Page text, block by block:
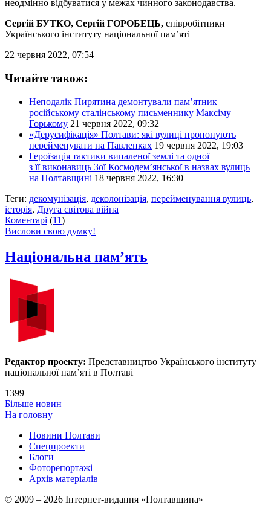
неодмінно відбуватися у межах чинного законодавства.
Сергій БУТКО, Сергій ГОРОБЕЦЬ, співробітники
Українського інституту національної пам’яті
22 червня 2022, 07:54
Читайте також:
Неподалік Пирятина демонтували пам’ятник
російському сталінському письменнику Максіму
Горькому 21 червня 2022, 09:32
«Дерусифікація» Полтави: які вулиці пропонують
перейменувати на Павленках 19 червня 2022, 19:03
Героїзація тактики випаленої землі та одної
з її виконавиць Зої Космодем’янської в назвах вулиць
на Полтавщині 18 червня 2022, 16:30
Теги: декомунізація, деколонізація, перейменування вулиць,
історія, Друга світова війна
Коментарі (11)
Вислови свою думку!
Національна пам’ять
Редактор проекту: Представництво Українського інституту
національної пам’яті в Полтаві
1399
Більше новин
На головну
Новини Полтави
Спецпроекти
Блоги
Фоторепортажі
Архів матеріалів
© 2009 – 2026 Інтернет-видання «Полтавщина»